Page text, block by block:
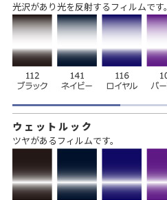
光沢があり光を反射するフィルムです。
ウェットルック
ツヤがあるフィルムです。